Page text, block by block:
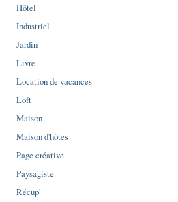
Hôtel
Industriel
Jardin
Livre
Location de vacances
Loft
Maison
Maison d'hôtes
Page créative
Paysagiste
Récup'